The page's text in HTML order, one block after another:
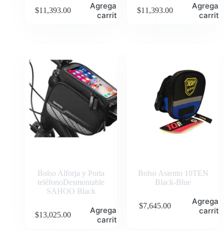
$11,393.00
Agregar al
carrito
$11,393.00
Agregar
carrito
Bolso Alforja y Porta
teléfonoDesmontable
SAHOO Black
$13,025.00
Agregar al
carrito
Bolso Asiento 10TEN
Black-Blue
$7,645.00
Agregar
carrito